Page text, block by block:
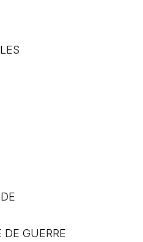
GUERRE